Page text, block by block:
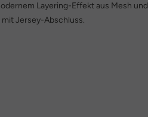
Layering-Effekt aus Mesh
Jersey-Abschluss.